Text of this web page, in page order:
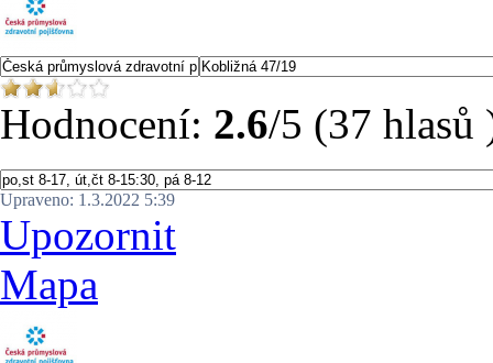
Hodnocení: 2.6/5 (37 hlasů
Upraveno: 1.3.2022 5:39
Upozornit
Mapa